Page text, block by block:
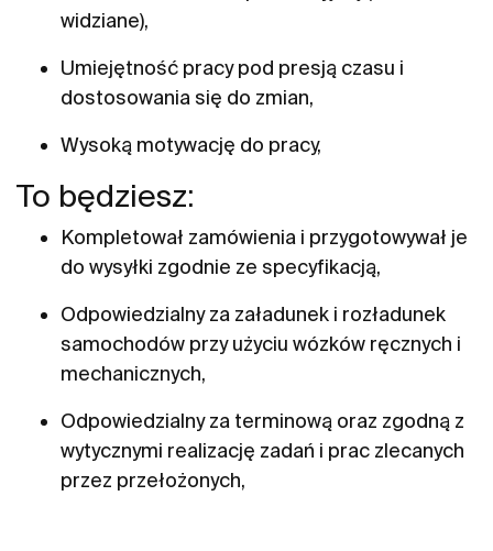
widziane),
Umiejętność pracy pod presją czasu i
dostosowania się do zmian,
Wysoką motywację do pracy,
To będziesz:
Kompletował zamówienia i przygotowywał je
do wysyłki zgodnie ze specyfikacją,
Odpowiedzialny za załadunek i rozładunek
samochodów przy użyciu wózków ręcznych i
mechanicznych,
Odpowiedzialny za terminową oraz zgodną z
wytycznymi realizację zadań i prac zlecanych
przez przełożonych,